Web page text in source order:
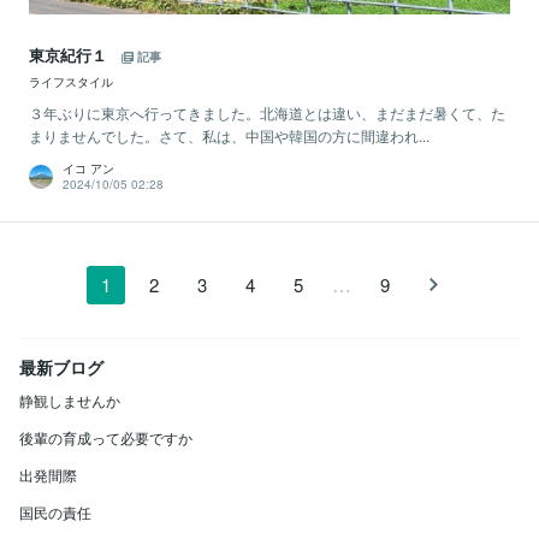
東京紀行１
記事
ライフスタイル
３年ぶりに東京へ行ってきました。北海道とは違い、まだまだ暑くて、た
まりませんでした。さて、私は、中国や韓国の方に間違われ...
イコ アン
2024/10/05 02:28
1 2 3 4 5 … 9
最新ブログ
静観しませんか
後輩の育成って必要ですか
出発間際
国民の責任